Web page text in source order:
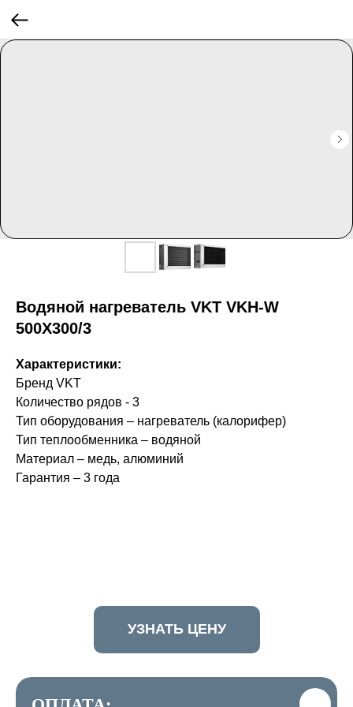
Водяной нагреватель VKT VKH-W
500Х300/3
Характеристики:
Бренд VKT
Количество рядов - 3
Тип оборудования – нагреватель (калорифер)
Тип теплообменника – водяной
Материал – медь, алюминий
Гарантия – 3 года
УЗНАТЬ ЦЕНУ